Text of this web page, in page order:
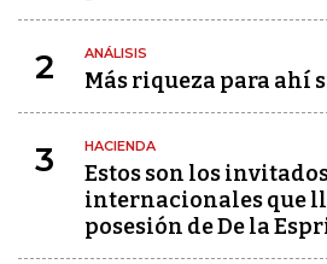
2 ANÁLISIS
Más riqueza para ahí
3 HACIENDA
Estos son los
internacionales que
posesión de De la